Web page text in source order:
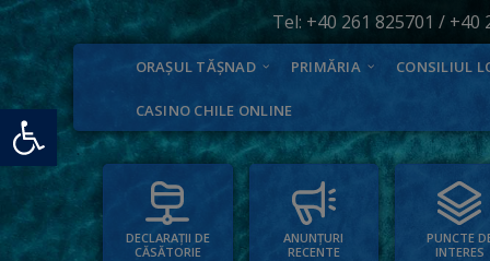
Deschide bara de unelte
Tel: +40 261 825701 / +40
ORAȘUL TĂȘNAD PRIMĂRIA CONSILIUL
CASINO CHILE ONLINE
DECLARAȚII DE
CĂSĂTORIE
ANUNȚURI
RECENTE
PUNCTE
INTERES